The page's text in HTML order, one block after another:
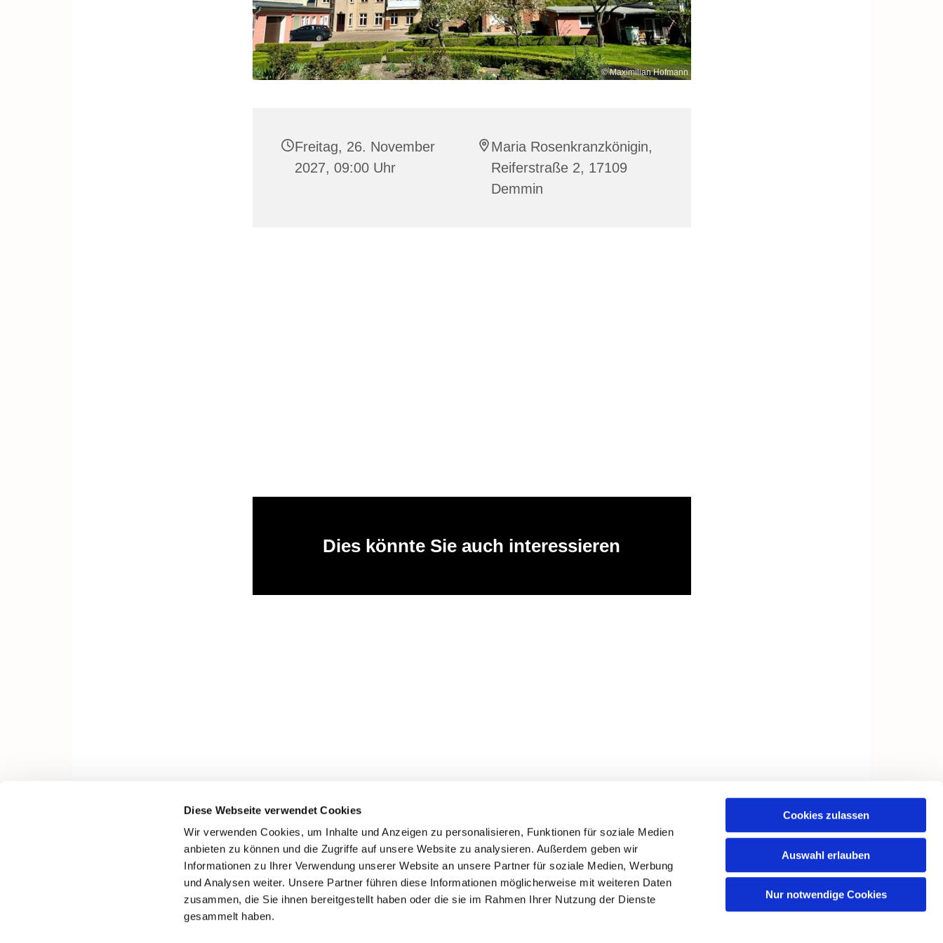
Diese Webseite verwendet Cookies
Wir verwenden Cookies, um Inhalte und Anzeigen zu personalisieren, Funktionen für soziale Medien
anbieten zu können und die Zugriffe auf unsere Website zu analysieren. Außerdem geben wir
Informationen zu Ihrer Verwendung unserer Website an unsere Partner für soziale Medien, Werbung
und Analysen weiter. Unsere Partner führen diese Informationen möglicherweise mit weiteren Daten
zusammen, die Sie ihnen bereitgestellt haben oder die sie im Rahmen Ihrer Nutzung der Dienste
gesammelt haben.
Cookies zulassen
Auswahl erlauben
Nur notwendige Cookies
© Maximilian Hofmann
Freitag, 26. November
2027, 09:00 Uhr
Maria Rosenkranzkönigin,
Reiferstraße 2, 17109
Demmin
Dies könnte Sie auch interessieren